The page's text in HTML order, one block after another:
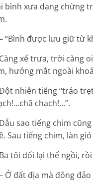
bình xưa dạng chừng
được lưu giữ từ
xế trưa, trời càng
hướng mắt ngoài
nhiên tiếng “trảo
chạch!…”.
sao tiếng chim cũng
Sau tiếng chim, làn
tôi đổi lại thế ngồi,
đất địa mà đông đảo